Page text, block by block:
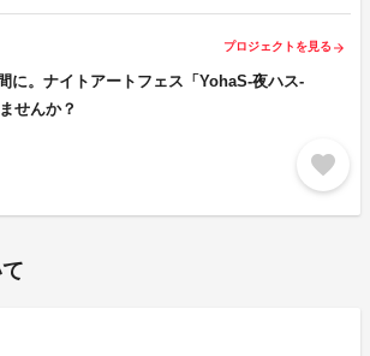
プロジェクトを見る arrow_forward
に。ナイトアートフェス「YohaS-夜ハス-
せんか？
favorite